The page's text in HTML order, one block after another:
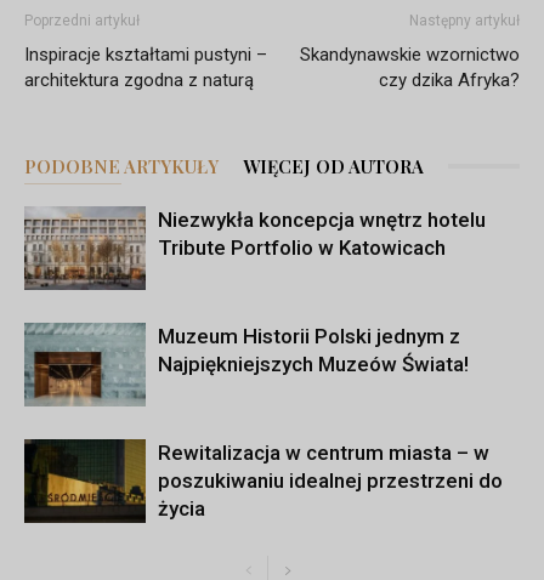
Poprzedni artykuł
Inspiracje kształtami pustyni –
architektura zgodna z naturą
Następny artykuł
Skandynawskie wzornictwo
czy dzika Afryka?
PODOBNE ARTYKUŁY WIĘCEJ OD AUTORA
Niezwykła koncepcja wnętrz hotelu
Tribute Portfolio w Katowicach
Muzeum Historii Polski jednym z
Najpiękniejszych Muzeów Świata!
Rewitalizacja w centrum miasta – w
poszukiwaniu idealnej przestrzeni do
życia